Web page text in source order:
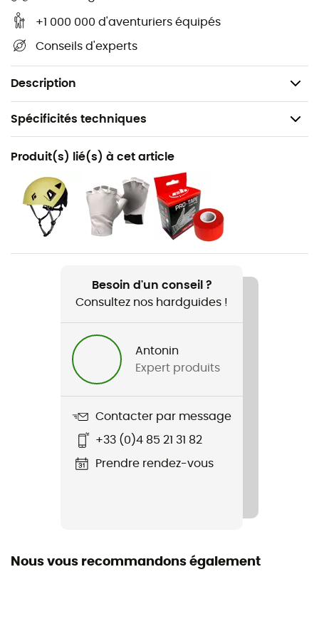
+1 000 000 d'aventuriers équipés
Conseils d'experts
Description
Ceinture et tours de cuisses à code couleur (à
et intuitive du harnais
Unisexe
Spécificités techniques
Recommandé pour
Alpinisme / Ski alpinisme
Genre
Homme / Femme
Poids
Nom du produit
Couloir 3S
Porte-matériel
Système fermeture baudrier
Boucles porte-matériels
Point d'encordement
Produit(s) lié(s) à cet article
Besoin d'un conseil ?
Consultez nos hardguides !
Antonin
Expert produits
Contacter par message
+33 (0)4 85 21 31 82
Prendre rendez-vous
Nous vous recommandons également